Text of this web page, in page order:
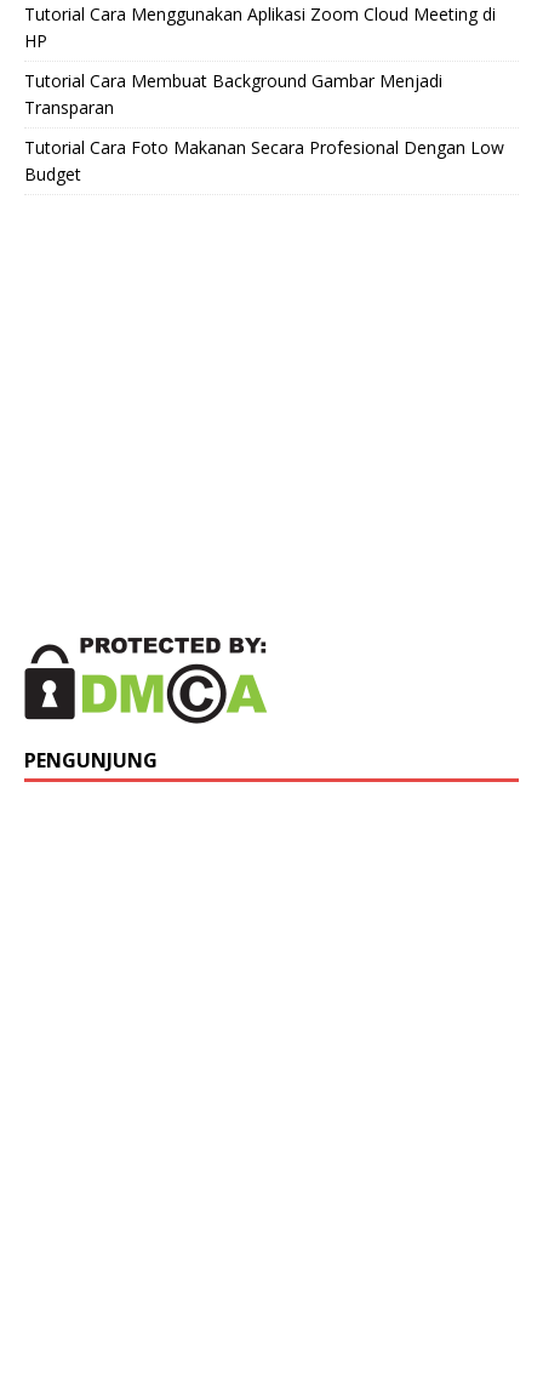
Tutorial Cara Menggunakan Aplikasi Zoom Cloud Meeting di
HP
Tutorial Cara Membuat Background Gambar Menjadi
Transparan
Tutorial Cara Foto Makanan Secara Profesional Dengan Low
Budget
PENGUNJUNG